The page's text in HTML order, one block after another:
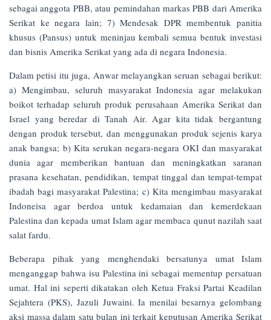
sebagai anggota PBB, atau pemindahan markas PBB dari Amerika
Serikat ke negara lain; 7) Mendesak DPR membentuk panitia
khusus (Pansus) untuk meninjau kembali semua bentuk investasi
dan bisnis Amerika Serikat yang ada di negara Indonesia.
Dalam petisi itu juga, Anwar melayangkan seruan sebagai berikut:
a) Mengimbau, seluruh masyarakat Indonesia agar melakukan
boikot terhadap seluruh produk perusahaan Amerika Serikat dan
Israel yang beredar di Tanah Air. Agar kita tidak bergantung
dengan produk tersebut, dan menggunakan produk sejenis karya
anak bangsa; b) Kita serukan negara-negara OKI dan masyarakat
dunia agar memberikan bantuan dan meningkatkan saranan
prasana kesehatan, pendidikan, tempat tinggal dan tempat-tempat
ibadah bagi masyarakat Palestina; c) Kita mengimbau masyarakat
Indoneisa agar berdoa untuk kedamaian dan kemerdekaan
Palestina dan kepada umat Islam agar membaca qunut nazilah saat
salat fardu.
Beberapa pihak yang menghendaki bersatunya umat Islam
menganggap bahwa isu Palestina ini sebagai mementup persatuan
umat. Hal ini seperti dikatakan oleh Ketua Fraksi Partai Keadilan
Sejahtera (PKS), Jazuli Juwaini. Ia menilai besarnya gelombang
aksi massa dalam satu bulan ini terkait keputusan Amerika Serikat